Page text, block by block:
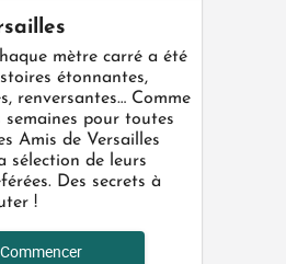
mètre carré a été
étonnantes,
renversantes… Comme
pour toutes
Amis de Versailles
sélection de leurs
Des secrets à
!
Commencer